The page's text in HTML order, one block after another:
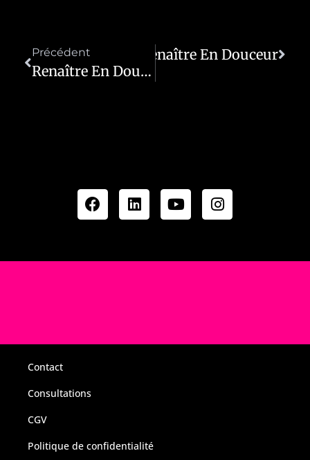
Précédent
Renaître En Douceur Après L’épuisement
Renaître En Douceur
Contact
Consultations
CGV
Politique de confidentialité